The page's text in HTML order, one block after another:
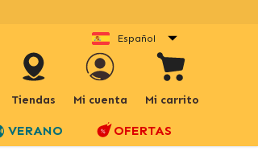
Español
Tiendas Mi cuenta Mi carrito
VERANO OFERTAS